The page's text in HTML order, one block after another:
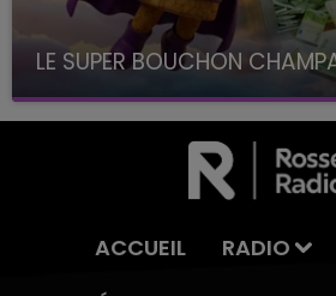
LE SUPER BOUCHON
avec La Famille Champagne
ACCUEIL RADIO